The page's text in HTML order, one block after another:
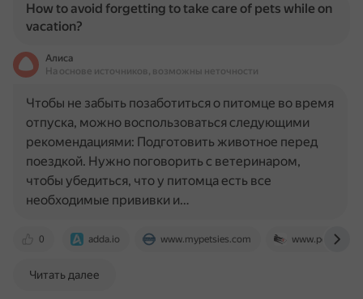
How to avoid forgetting to take care of pets while on
vacation?
Алиса
На основе источников, возможны неточности
0 adda.io www.mypetsies.com
Чтобы не забыть позаботиться о питомце во время
отпуска, можно воспользоваться следующими
рекомендациями: Подготовить животное перед
поездкой. Нужно поговорить с ветеринаром,
чтобы убедиться, что у питомца есть все
необходимые прививки и…
Читать далее